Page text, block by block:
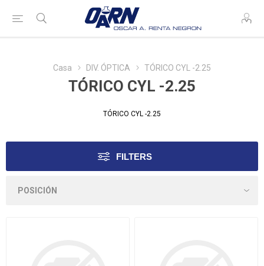
Casa DIV. ÓPTICA TÓRICO CYL -2.25
TÓRICO CYL -2.25
TÓRICO CYL -2.25
FILTERS